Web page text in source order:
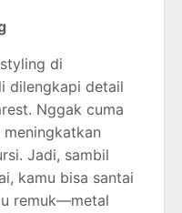
di
dilengkapi detail
Nggak cuma
Jadi, sambil
kamu bisa santai
remuk—metal